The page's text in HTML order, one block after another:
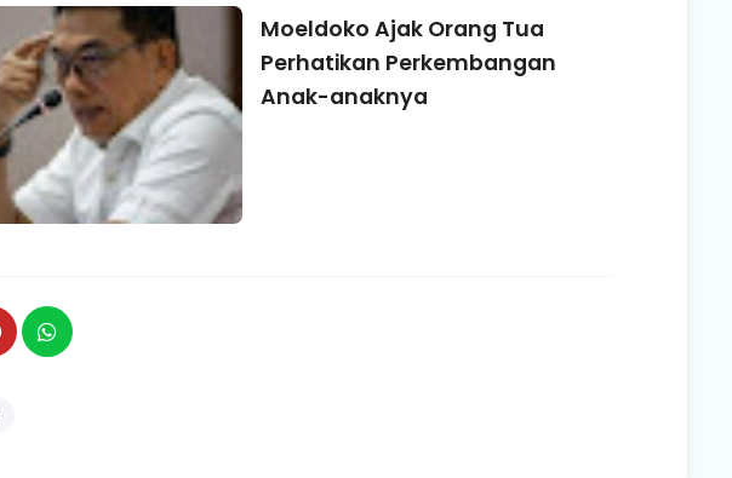
Moeldoko Ajak Orang Tua
Perhatikan Perkembangan
Anak-anaknya